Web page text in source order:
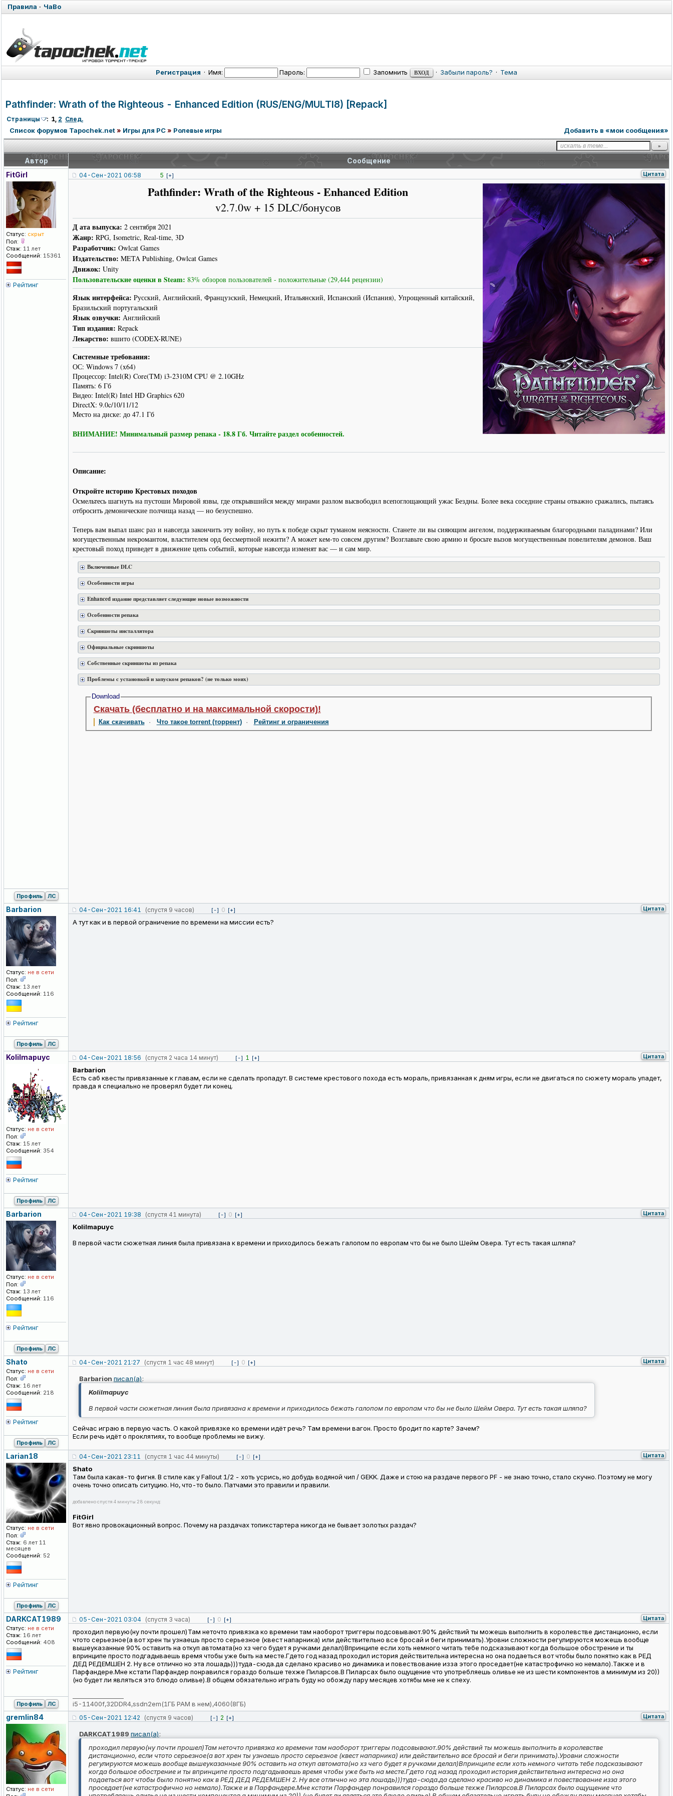
Правила · ЧаВо
Регистрация · Имя: Пароль: Запомнить · Забыли пароль? · Тема
Pathfinder: Wrath of the Righteous - Enhanced Edition (RUS/ENG/MULTI8) [Repack]
Страницы : 1, 2 След.
Список форумов Tapochek.net» Игры для PC» Ролевые игры Добавить в «мои сообщения»
Автор
Сообщение
FitGirl
Статус: скрыт
Пол:
Стаж: 11 лет
Сообщений: 15361
Рейтинг
04-Сен-2021 06:58 5 [+] Цитата
Pathfinder: Wrath of the Righteous - Enhanced Edition
v2.7.0w + 15 DLC/бонусов
Д ата выпуска: 2 сентября 2021
Жанр: RPG, Isometric, Real-time, 3D
Разработчик: Owlcat Games
Издательство: META Publishing, Owlcat Games
Движок: Unity
Пользовательские оценки в Steam: 83% обзоров пользователей - положительные (29,444 рецензии)
Язык интерфейса: Pусский, Английский, Французский, Немецкий, Итальянский, Испанский (Испания), Упрощенный китайский,
Бразильский португальский
Язык озвучки: Английский
Тип издания: Repack
Лекарство: вшито (CODEX-RUNE)
Системные требования:
ОС: Windows 7 (x64)
Процессор: Intel(R) Core(TM) i3-2310M CPU @ 2.10GHz
Память: 6 Гб
Видео: Intel(R) Intel HD Graphics 620
DirectX: 9.0c/10/11/12
Место на диске: до 47.1 Гб
ВНИМАНИЕ! Минимальный размер репака - 18.8 Гб. Читайте раздел особенностей.
Описание:
Откройте историю Крестовых походов
Осмельтесь шагнуть на пустоши Мировой язвы, где открывшийся между мирами разлом высвободил всепоглощающий ужас Бездны. Более века соседние страны отважно сражались, пытаясь
отбросить демонические полчища назад — но безуспешно.
Теперь вам выпал шанс раз и навсегда закончить эту войну, но путь к победе скрыт туманом неясности. Станете ли вы сияющим ангелом, поддерживаемым благородными паладинами? Или
могущественным некромантом, властителем орд бессмертной нежити? А может кем-то совсем другим? Возглавьте свою армию и бросьте вызов могущественным повелителям демонов. Ваш
крестовый поход приведет в движение цепь событий, которые навсегда изменят вас — и сам мир.
Включенные DLC
Особенности игры
Enhanced издание представляет следующие новые возможности
Особенности репака
Скриншоты инсталлятора
Официальные скриншоты
Собственные скриншоты из репака
Проблемы с установкой и запуском репаков? (не только моих)
Download
Скачать (бесплатно и на максимальной скорости)!
Как скачивать· Что такое torrent (торрент)· Рейтинг и ограничения
Профиль ЛС
Barbarion
Статус: не в сети
Пол:
Стаж: 13 лет
Сообщений: 116
Рейтинг
04-Сен-2021 16:41 (спустя 9 часов) [-] 0 [+] Цитата
А тут как и в первой ограничение по времени на миссии есть?
Профиль ЛС
KoIiImapuyc
Статус: не в сети
Пол:
Стаж: 15 лет
Сообщений: 354
Рейтинг
04-Сен-2021 18:56 (спустя 2 часа 14 минут) [-] 1 [+] Цитата
Barbarion
Есть саб квесты привязанные к главам, если не сделать пропадут. В системе крестового похода есть мораль, привязанная к дням игры, если не двигаться по сюжету мораль упадет,
правда я специально не проверял будет ли конец.
Профиль ЛС
Barbarion
Статус: не в сети
Пол:
Стаж: 13 лет
Сообщений: 116
Рейтинг
04-Сен-2021 19:38 (спустя 41 минута) [-] 0 [+] Цитата
KoIiImapuyc
В первой части сюжетная линия была привязана к времени и приходилось бежать галопом по европам что бы не было Шейм Овера. Тут есть такая шляпа?
Профиль ЛС
Shato
Статус: не в сети
Пол:
Стаж: 16 лет
Сообщений: 218
Рейтинг
04-Сен-2021 21:27 (спустя 1 час 48 минут) [-] 0 [+] Цитата
Barbarion писал(а):
KoIiImapuyc
В первой части сюжетная линия была привязана к времени и приходилось бежать галопом по европам что бы не было Шейм Овера. Тут есть такая шляпа?
Сейчас играю в первую часть. О какой привязке ко времени идёт речь? Там времени вагон. Просто бродит по карте? Зачем?
Если речь идёт о проклятиях, то вообще проблемы не вижу.
Профиль ЛС
Larian18
Статус: не в сети
Пол:
Стаж: 6 лет 11
месяцев
Сообщений: 52
Рейтинг
04-Сен-2021 23:11 (спустя 1 час 44 минуты) [-] 0 [+] Цитата
Shato
Там была какая-то фигня. В стиле как у Fallout 1/2 - хоть усрись, но добудь водяной чип / GEKK. Даже и стою на раздаче первого PF - не знаю точно, стало скучно. Поэтому не могу
очень точно описать ситуцию. Но, что-то было. Патчами это правили и правили.
добавлено спустя 4 минуты 28 секунд:
FitGirl
Вот явно провокационный вопрос. Почему на раздачах топикстартера никогда не бывает золотых раздач?
Профиль ЛС
DARKCAT1989
Статус: не в сети
Стаж: 16 лет
Сообщений: 408
Рейтинг
05-Сен-2021 03:04 (спустя 3 часа) [-] 0 [+] Цитата
проходил первую(ну почти прошел)Там неточто привязка ко времени там наоборот триггеры подсовывают.90% действий ты можешь выполнить в королевстве дистанционно, если
чтото серьезное(а вот хрен ты узнаешь просто серьезное (квест напарника) или действительно все бросай и беги принимать).Уровни сложности регулируются можешь вообще
вышеуказанные 90% оставить на откуп автомата(но хз чего будет я ручками делал)Впринципе если хоть немного читать тебе подсказывают когда большое обострение и ты
впринципе просто подгадываешь время чтобы уже быть на месте.Гдето год назад проходил история действительна интересна но она подаеться вот чтобы было понятно как в РЕД
ДЕД РЕДЕМШЕН 2. Ну все отлично но эта лошадь)))туда-сюда.да сделано красиво но динамика и повествование изза этого проседает(не катастрофично но немало).Также и в
Парфандере.Мне кстати Парфандер понравился гораздо больше техже Пиларсов.В Пиларсах было ощущение что употребляешь оливье не из шести компонентов а минимум из 20))
(но будет ли являться это блюдо оливье).В общем обязательно играть буду но обожду пару месяцев хотябы мне не к спеху.
i5-11400f,32DDR4,ssdn2em(1ГБ РАМ в нем),4060(8ГБ)
Профиль ЛС
gremlin84
Статус: не в сети
05-Сен-2021 12:42 (спустя 9 часов) [-] 2 [+] Цитата
DARKCAT1989 писал(а):
проходил первую(ну почти прошел)Там неточто привязка ко времени там наоборот триггеры подсовывают.90% действий ты можешь выполнить в королевстве
дистанционно, если чтото серьезное(а вот хрен ты узнаешь просто серьезное (квест напарника) или действительно все бросай и беги принимать).Уровни сложности
регулируются можешь вообще вышеуказанные 90% оставить на откуп автомата(но хз чего будет я ручками делал)Впринципе если хоть немного читать тебе подсказывают
когда большое обострение и ты впринципе просто подгадываешь время чтобы уже быть на месте.Гдето год назад проходил история действительна интересна но она
подаеться вот чтобы было понятно как в РЕД ДЕД РЕДЕМШЕН 2. Ну все отлично но эта лошадь)))туда-сюда.да сделано красиво но динамика и повествование изза этого
проседает(не катастрофично но немало).Также и в Парфандере.Мне кстати Парфандер понравился гораздо больше техже Пиларсов.В Пиларсах было ощущение что